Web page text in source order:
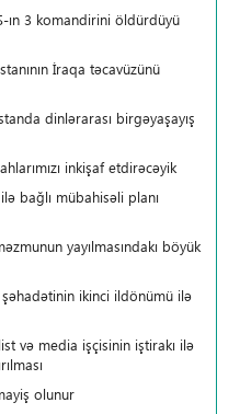
3 komandirini öldürdüyü
İraqa təcavüzünü
dinlərarası birgəyaşayış
inkişaf etdirəcəyik
bağlı mübahisəli planı
yayılmasındakı böyük
şəhadətinin ikinci ildönümü ilə
və media işçisinin iştirakı ilə
olunur